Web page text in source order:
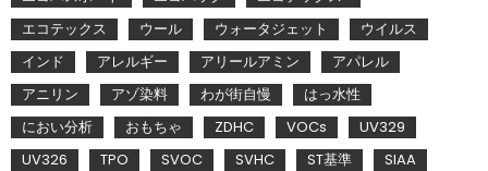
エコテックス
ウール ウォータジェット
ウイルス
インド
アレルギー アリールアミン
アパレル
アニリン
アゾ染料 わが街自慢
はっ水性
におい分析
おもちゃ ZDHC VOCs
UV329
UV326
TPO SVOC SVHC ST基準
SIAA